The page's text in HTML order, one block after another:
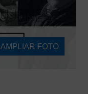
AMPLIAR FOTO